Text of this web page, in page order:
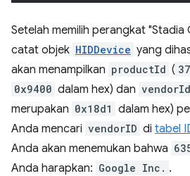
Setelah memilih perangkat "Stadia
catat objek HIDDevice yang
akan menampilkan productId (
0x9400 dalam hex) dan vendorId
merupakan 0x18d1 dalam hex)
Anda mencari vendorID di tabel
Anda akan menemukan bahwa
Anda harapkan: Google Inc. .